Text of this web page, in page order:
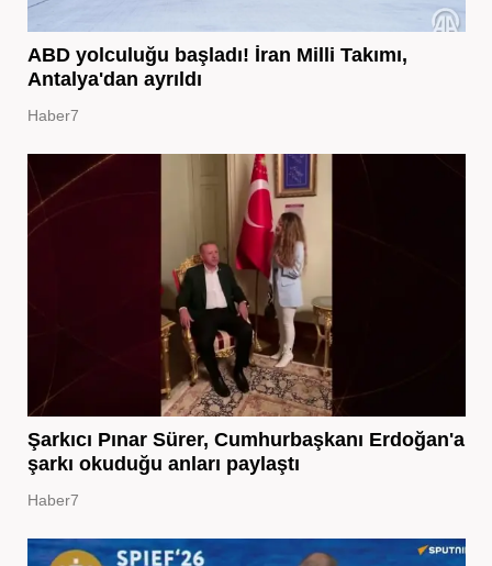
ABD yolculuğu başladı! İran Milli Takımı,
Antalya'dan ayrıldı
Haber7
Şarkıcı Pınar Sürer, Cumhurbaşkanı Erdoğan'a
şarkı okuduğu anları paylaştı
Haber7